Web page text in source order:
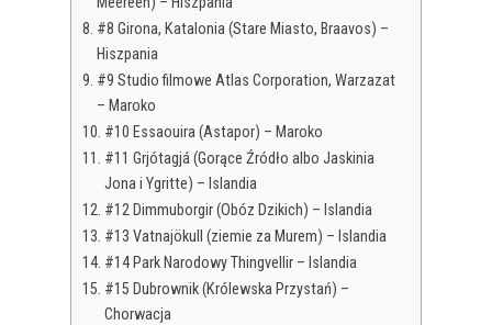
#8 Girona, Katalonia (Stare Miasto, Braavos) –
Hiszpania
#9 Studio filmowe Atlas Corporation, Warzazat
– Maroko
#10 Essaouira (Astapor) – Maroko
#11 Grjótagjá (Gorące Źródło albo Jaskinia
Jona i Ygritte) – Islandia
#12 Dimmuborgir (Obóz Dzikich) – Islandia
#13 Vatnajökull (ziemie za Murem) – Islandia
#14 Park Narodowy Thingvellir – Islandia
#15 Dubrownik (Królewska Przystań) –
Chorwacja